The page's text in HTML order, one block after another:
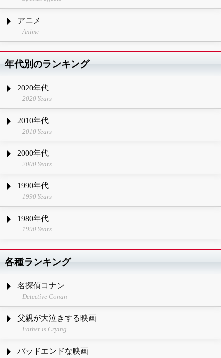
アニメ
Anime
年代別のランキング
2020年代
2020 Years
2010年代
2010 Years
2000年代
2000 Years
1990年代
1990 Years
1980年代
1990 Years
各種ランキング
名探偵コナン
Detective Conan
父親が大泣きする映画
Father is Crying
バッドエンドな映画